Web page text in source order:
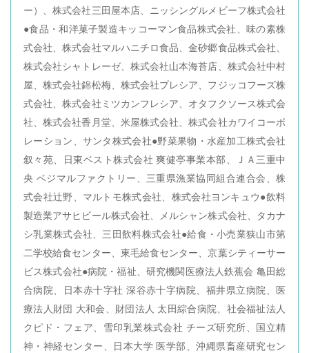
ー）、株式会社三田屋本店、ニッシングルメビーフ株式会社
●食品・和洋菓子製造キッコーマン食品株式会社、味の素株
式会社、株式会社マルハニチロ食品、金砂郷食品株式会社、
株式会社シャトレーゼ、株式会社山本海苔店、株式会社中村
屋、株式会社錦松梅、株式会社プレシア、フジッコフーズ株
式会社、株式会社ミツカンフレシア、オタフクソース株式会
社、株式会社香月堂、米屋株式会社、株式会社カワイコーポ
レーション、サンタ株式会社●野菜果物・水産加工株式会社
叙々苑、日東ベスト株式会社 爽健亭事業本部、ＪＡ三重中
央 ベジマルファクトリー、三重県漁業協同組合連合会、株
式会社辻野、マルトモ株式会社、株式会社ヨンキュウ●飲料
製造業アサヒビール株式会社、メルシャン株式会社、タカナ
シ乳業株式会社、三田飲料株式会社●給食・小売業狭山市第
二学校給食センター、東毛給食センター、京葉シティーサー
ビス株式会社●病院・福祉、研究機関医療法人鉄蕉会 亀田総
合病院、日本赤十字社 深谷赤十字病院、福井県立病院、医
療法人財団 大和会、財団法人 太田綜合病院、社会福祉法人
クピド・フェア、雪印乳業株式会社 チーズ研究所、国立精
神・神経センター、日本大学 医学部、沖縄県畜産研究セン